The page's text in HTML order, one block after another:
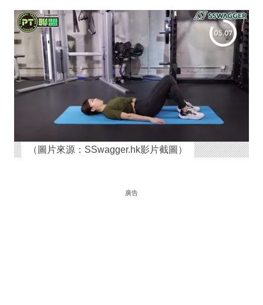
（圖片來源：SSwagger.hk影片截圖）
廣告